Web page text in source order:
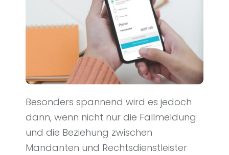
Besonders spannend wird es jedoch
dann, wenn nicht nur die Fallmeldung
und die Beziehung zwischen
Mandanten und Rechtsdienstleister